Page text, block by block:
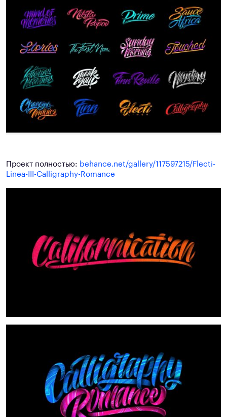
Проект полностью: behance.net/gallery/117597215/Flecti-
Linea-III-Calligraphy-Romance